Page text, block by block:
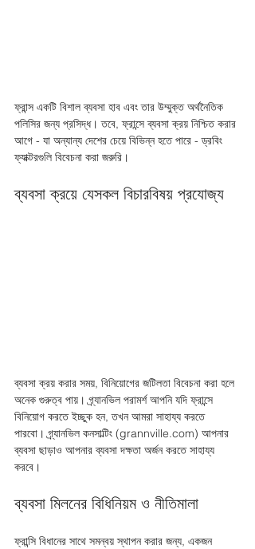
ফ্রান্স একটি বিশাল ব্যবসা হাব এবং তার উম্মুক্ত অর্থনৈতিক
পলিসির জন্য প্রসিদ্ধ। তবে, ফ্রান্সে ব্যবসা ক্রয় নিশ্চিত করার
আগে - যা অন্যান্য দেশের চেয়ে বিভিন্ন হতে পারে - ড্রবিং
ফ্যাক্টরগুলি বিবেচনা করা জরুরি।
ব্যবসা ক্রয়ে যেসকল বিচারবিষয় প্রযোজ্য
ব্যবসা ক্রয় করার সময়, বিনিয়োগের জটিলতা বিবেচনা করা হলে
অনেক গুরুত্ব পায়। গ্র্যানভিল পরামর্শ আপনি যদি ফ্রান্সে
বিনিয়োগ করতে ইচ্ছুক হন, তখন আমরা সাহায্য করতে
পারবো। গ্র্যানভিল কনসাল্টিং (grannville.com) আপনার
ব্যবসা ছাড়াও আপনার ব্যবসা দক্ষতা অর্জন করতে সাহায্য
করবে।
ব্যবসা মিলনের বিধিনিয়ম ও নীতিমালা
ফ্রান্সি বিধানের সাথে সমন্বয় স্থাপন করার জন্য, একজন